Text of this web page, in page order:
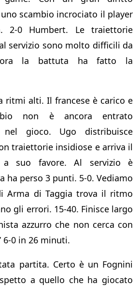
scambio incrociato il player
2-0 Humbert. Le traiettorie
servizio sono molto difficili da
la battuta ha fatto la
ritmi alti. Il francese è carico e
non è ancora entrato
nel gioco. Ugo distribuisce
traiettorie insidiose e arriva il
a suo favore. Al servizio è
ha perso 3 punti. 5-0. Vediamo
Arma di Taggia trova il ritmo
gli errori. 15-40. Finisce largo
azzurro che non cerca con
6-0 in 26 minuti.
partita. Certo è un Fognini
a quello che ha giocato